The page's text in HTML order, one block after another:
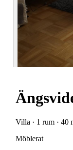
Villa · 1 rum · 40
Möblerat